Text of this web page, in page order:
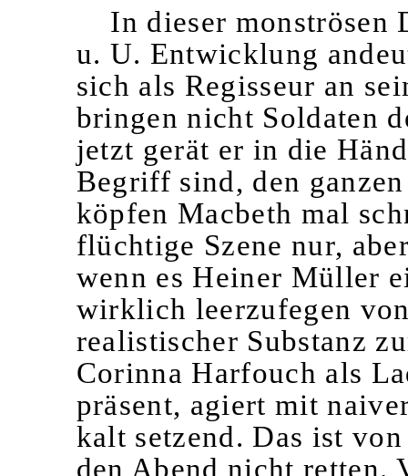
In dieser monströsen
u. U. Entwicklung
sich als Regisseur an
bringen nicht Soldaten
jetzt gerät er in die
Begriff sind, den
köpfen Macbeth mal
flüchtige Szene nur,
wenn es Heiner Müller
wirklich leerzufegen
realistischer Substanz
Corinna Harfouch als
präsent, agiert mit
kalt setzend. Das ist
den Abend nicht retten.